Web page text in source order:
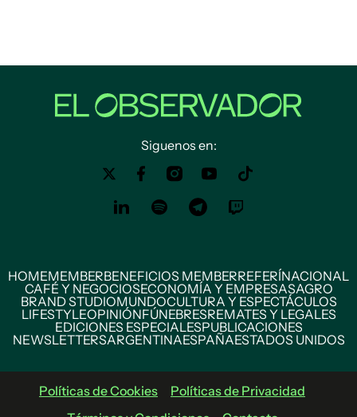
Siguenos en:
HOMEMEMBERBENEFICIOS MEMBERREFERÍNACIONAL
CAFÉ Y NEGOCIOSECONOMÍA Y EMPRESASAGRO
BRAND STUDIOMUNDOCULTURA Y ESPECTÁCULOS
LIFESTYLEOPINIÓNFÚNEBRESREMATES Y LEGALES
EDICIONES ESPECIALESPUBLICACIONES
NEWSLETTERSARGENTINAESPAÑAESTADOS UNIDOS
Políticas de Cookies
Políticas de Privacidad